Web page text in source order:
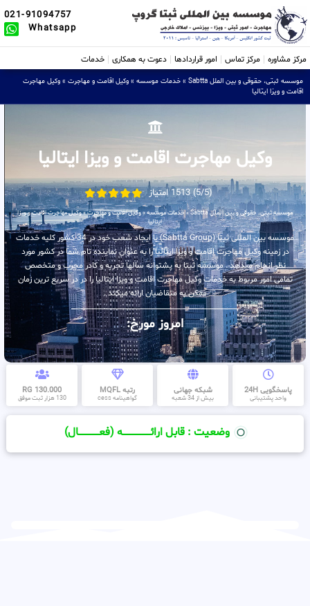
021-91094757
Whatsapp
مرکز مشاوره مرکز تماس امور قراردادها دعوت به همکاری خدمات
موسسه ثبتی، حقوقی و بین الملل Sabtta » خدمات موسسه » وکیل اقامت و مهاجرت » وکیل مهاجرت
اقامت و ویزا ایتالیا
وکیل مهاجرت اقامت و ویزا ایتالیا
(5/5) 1513 امتیاز
موسسه ثبتی، حقوقی و بین الملل Sabtta »خدمات موسسه»وکیل اقامت و مهاجرت»وکیل مهاجرت اقامت و ویزا
ایتالیا
موسسه بین المللی ثبتا (Sabtta Group) با ایجاد شعب خود در 34 کشور کلیه خدمات
در زمینه وکیل مهاجرت اقامت و ویزا ایتالیا را به عنوان نماینده تام شما در کشور مورد
نظر انجام میدهد . موسسه ثبتا به پشتوانه سالها تجربه و کادر مجرب و متخصص
تمامی امور مربوط به خدمات وکیل مهاجرت اقامت و ویزا ایتالیا را در در سریع ترین زمان
ممکن به متقاضیان ارائه میکند .
امروز مورخ:
پاسخگویی 24H
واحد پشتیبانی
شبکه جهانی
بیش از 34 شعبه
رتبه MQFL
گواهینامه cess
130.000 RG
130 هزار ثبت موفق
وضعیت : قابل ارائــــــــــــــــــــه (فعـــــــــــــــال)